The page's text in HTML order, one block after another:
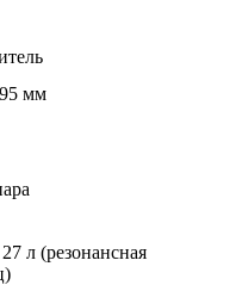
мм
л (резонансная